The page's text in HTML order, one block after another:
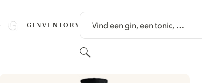
GINVENTORY Vind een gin, een tonic, …
Zoeken